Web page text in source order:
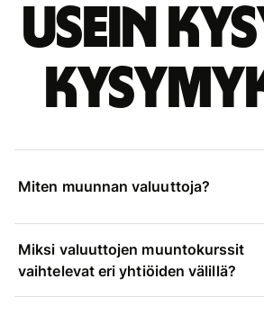
Usein
Miten muunnan valuuttoja?
Miksi valuuttojen muuntokurssit
vaihtelevat eri yhtiöiden välillä?